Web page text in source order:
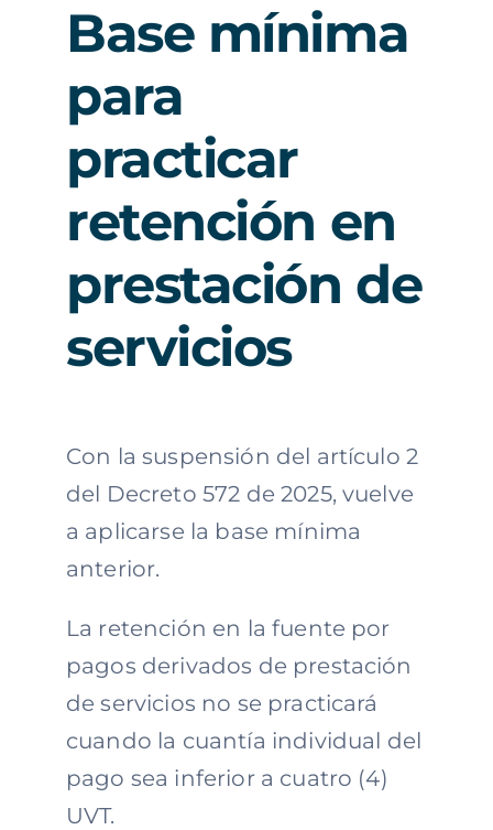
Base mínima
para
practicar
retención en
prestación de
servicios
Con la suspensión del artículo 2
del Decreto 572 de 2025, vuelve
a aplicarse la base mínima
anterior.
La retención en la fuente por
pagos derivados de prestación
de servicios no se practicará
cuando la cuantía individual del
pago sea inferior a cuatro (4)
UVT.